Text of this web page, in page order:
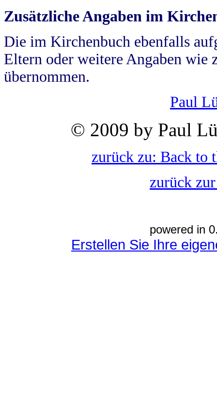
Zusätzliche Angaben im
Die im Kirchenbuch ebenfalls
Eltern oder weitere Angaben wie
übernommen.
Paul
© 2009 by Paul
zurück zu: Back to
zurück
powered in
Erstellen Sie Ihre